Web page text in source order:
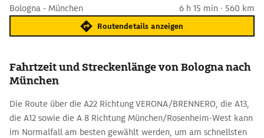
Bologna - München 6 h 15 min · 560 km
Routendetails anzeigen
Fahrtzeit und Streckenlänge von Bologna nach
München
Die Route über die A22 Richtung VERONA/BRENNERO, die A13,
die A12 sowie die A 8 Richtung München/Rosenheim-West kann
im Normalfall am besten gewählt werden, um am schnellsten